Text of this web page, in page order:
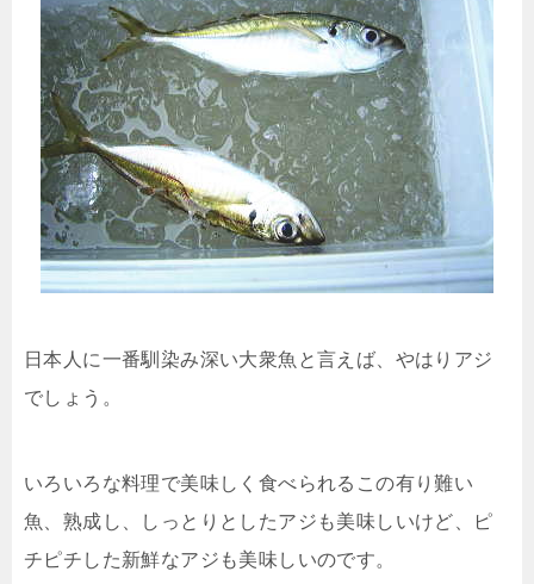
日本人に一番馴染み深い大衆魚と言えば、やはりアジ
でしょう。
いろいろな料理で美味しく食べられるこの有り難い
魚、熟成し、しっとりとしたアジも美味しいけど、ピ
チピチした新鮮なアジも美味しいのです。